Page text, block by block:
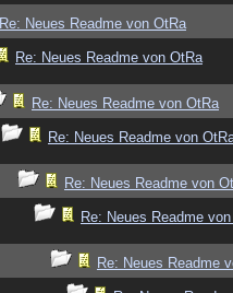
Re: Neues Readme von OtRa
Re: Neues Readme von OtRa
Re: Neues Readme von OtRa
Re: Neues Readme von
Re: Neues Readme von
Re: Neues Readme
Re: Neues Readme